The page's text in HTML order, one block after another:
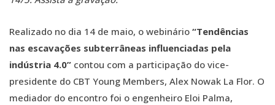
Realizado no dia 14 de maio, o webinário “Tendências
nas escavações subterrâneas influenciadas pela
indústria 4.0” contou com a participação do vice-
presidente do CBT Young Members, Alex Nowak La Flor. O
mediador do encontro foi o engenheiro Eloi Palma,